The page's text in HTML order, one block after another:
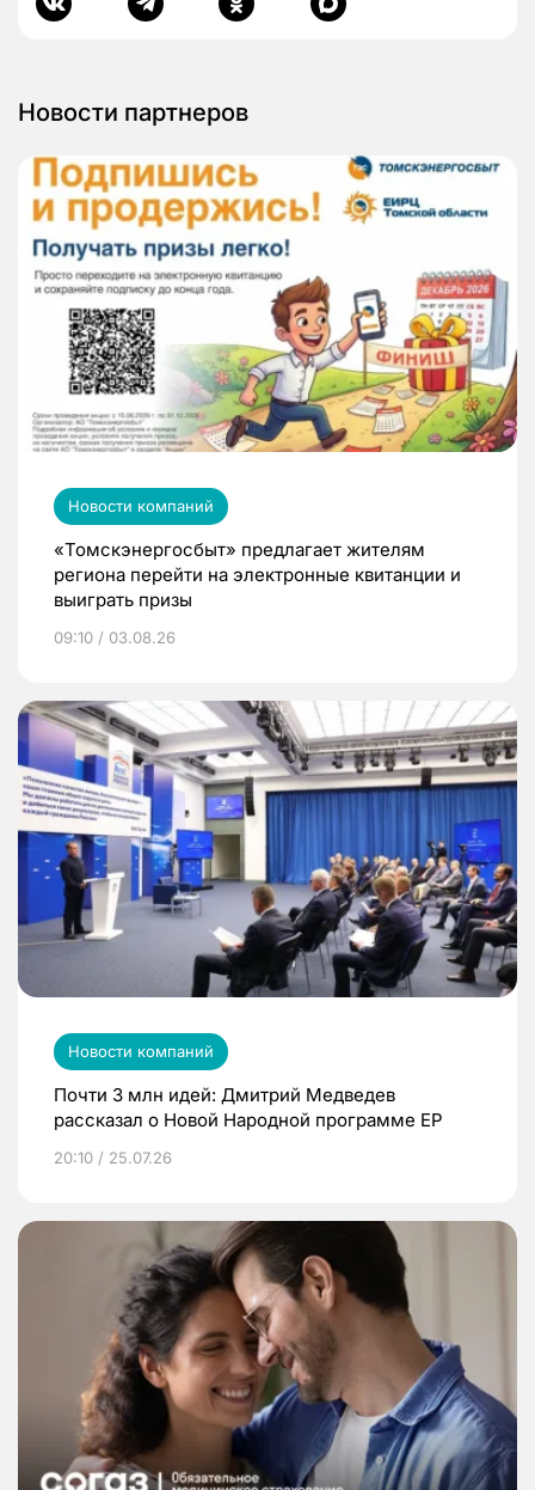
Новости партнеров
Новости компаний
«Томскэнергосбыт» предлагает жителям
региона перейти на электронные квитанции и
выиграть призы
09:10 / 03.08.26
Новости компаний
Почти 3 млн идей: Дмитрий Медведев
рассказал о Новой Народной программе ЕР
20:10 / 25.07.26